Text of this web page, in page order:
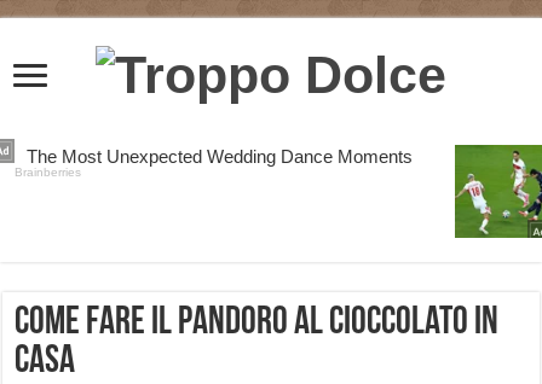
Come fare il pandoro al cioccolato in
casa